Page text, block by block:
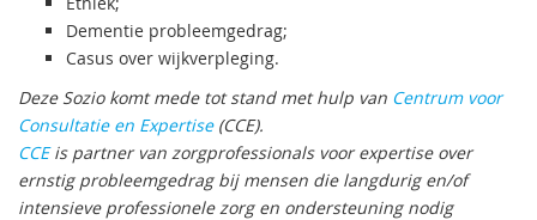
Dementie probleemgedrag;
Casus over wijkverpleging.
Deze Sozio komt mede tot stand met hulp van Centrum voor
Consultatie en Expertise(CCE).
CCEis partner van zorgprofessionals voor expertise over
ernstig probleemgedrag bij mensen die langdurig en/of
intensieve professionele zorg en ondersteuning nodig